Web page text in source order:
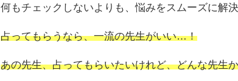
何もチェックしないよりも、悩みをスムーズに解
占ってもらうなら、一流の先生がいい…！
あの先生、占ってもらいたいけれど、どんな先生